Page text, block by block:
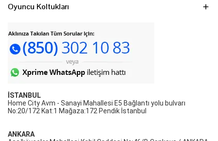
Oyuncu Koltukları
İSTANBUL
Home City Avm - Sanayi Mahallesi E5 Bağlantı yolu bulvarı
No:20/172 Kat:1 Mağaza:172 Pendik İstanbul
ANKARA